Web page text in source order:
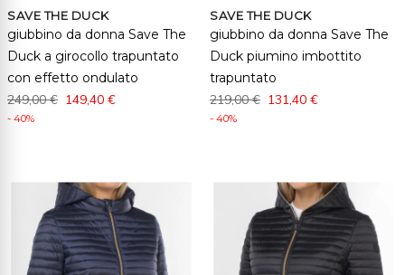
SAVE THE DUCK
giubbino da donna Save The
Duck a girocollo trapuntato
con effetto ondulato
249,00 € 149,40 €
- 40%
SAVE THE DUCK
giubbino da donna Save The
Duck piumino imbottito
trapuntato
219,00 € 131,40 €
- 40%